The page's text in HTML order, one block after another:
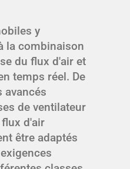
y
la combinaison
du flux d'air et
temps réel. De
avancés
de ventilateur
d'air
être adaptés